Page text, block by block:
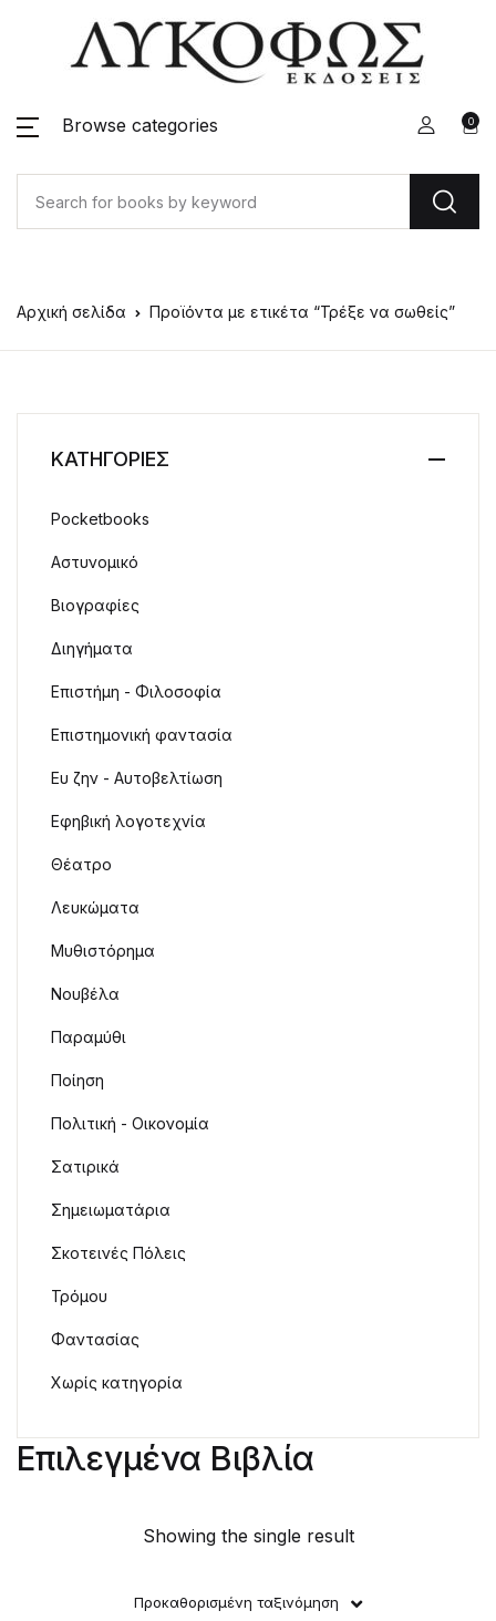
Browse categories 0
Αρχική σελίδα Προϊόντα με ετικέτα “Τρέξε να σωθείς”
Επιλεγμένα Βιβλία
Showing the single result
Προκαθορισμένη ταξινόμηση
ΚΑΤΗΓΟΡΙΕΣ
Pocketbooks
Αστυνομικό
Βιογραφίες
Διηγήματα
Επιστήμη - Φιλοσοφία
Επιστημονική φαντασία
Ευ ζην - Αυτοβελτίωση
Εφηβική λογοτεχνία
Θέατρο
Λευκώματα
Μυθιστόρημα
Νουβέλα
Παραμύθι
Ποίηση
Πολιτική - Οικονομία
Σατιρικά
Σημειωματάρια
Σκοτεινές Πόλεις
Τρόμου
Φαντασίας
Χωρίς κατηγορία